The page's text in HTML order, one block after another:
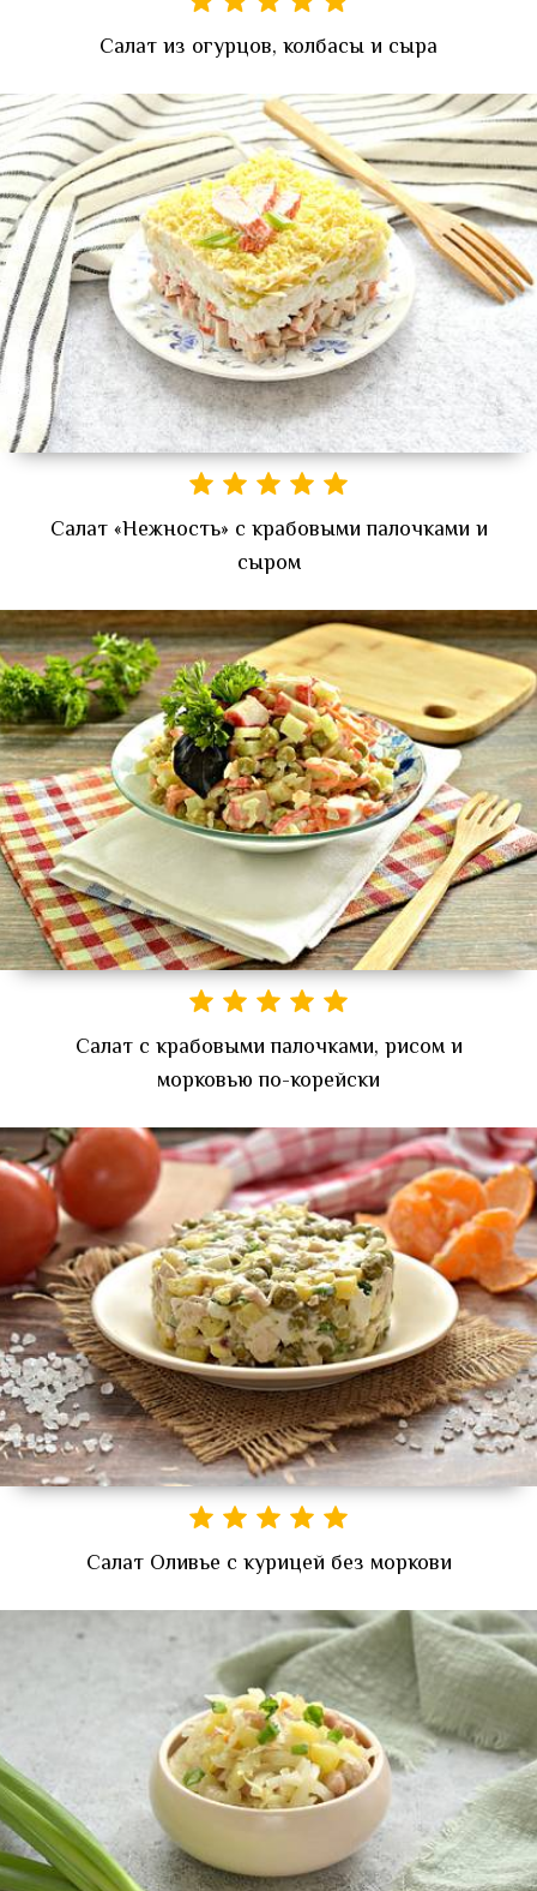
Салат из огурцов, колбасы и сыра
Салат «Нежность» с крабовыми палочками и
сыром
Салат с крабовыми палочками, рисом и
морковью по-корейски
Салат Оливье с курицей без моркови